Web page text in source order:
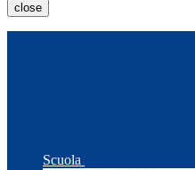
close
Scuola